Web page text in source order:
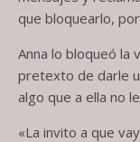
que bloquearlo,
Anna lo bloqueó la
pretexto de darle
algo que a ella no
«La invito a que